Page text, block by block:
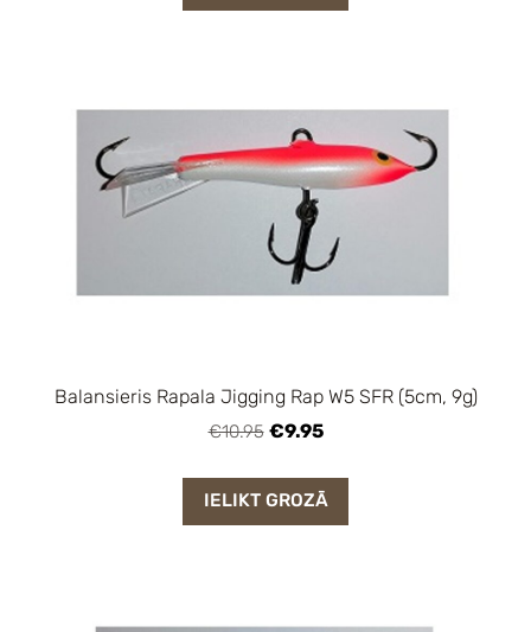
Balansieris Rapala Jigging Rap W5 SFR (5cm, 9g)
€10.95 €9.95
IELIKT GROZĀ